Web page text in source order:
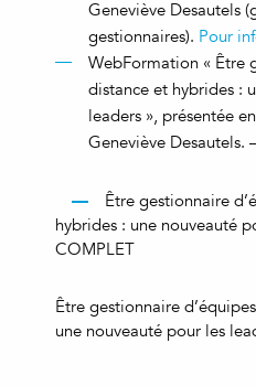
Geneviève Desautels
gestionnaires). Pour
WebFormation « Être
distance et hybrides :
leaders », présentée
Geneviève Desautels.
Être gestionnaire
hybrides : une nouveauté
COMPLET
Être gestionnaire
une nouveauté pour les